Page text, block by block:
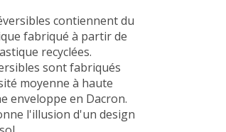
contiennent du
fabriqué à partir de
recyclées.
sont fabriqués
moyenne à haute
enveloppe en Dacron.
l'illusion d'un design